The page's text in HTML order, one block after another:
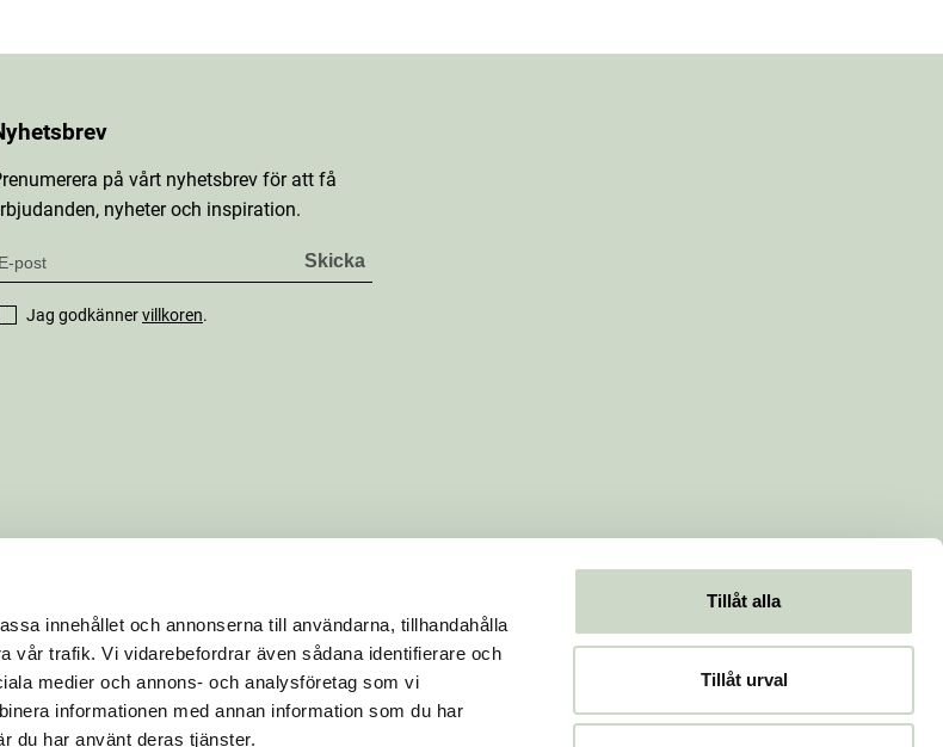
innehållet och annonserna till användarna, tillhandahålla
vår trafik. Vi vidarebefordrar även sådana identifierare och
medier och annons- och analysföretag som vi
informationen med annan information som du har
du har använt deras tjänster.
Tillåt alla
Tillåt urval
på vårt nyhetsbrev för att få
nyheter och inspiration.
Jag godkännervillkoren.